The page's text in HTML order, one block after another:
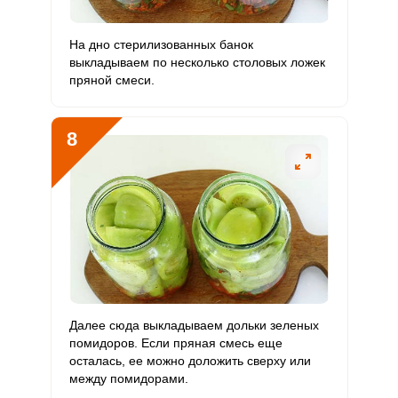
На дно стерилизованных банок
выкладываем по несколько столовых ложек
пряной смеси.
8
Далее сюда выкладываем дольки зеленых
помидоров. Если пряная смесь еще
осталась, ее можно доложить сверху или
между помидорами.